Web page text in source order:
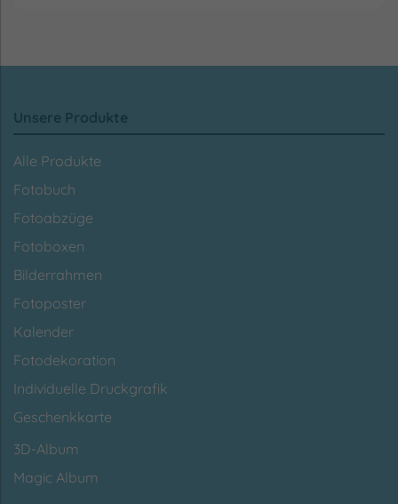
Unsere Produkte
Alle Produkte
Fotobuch
Fotoabzüge
Fotoboxen
Bilderrahmen
Fotoposter
Kalender
Fotodekoration
Individuelle Druckgrafik
Geschenkkarte
3D-Album
Magic Album